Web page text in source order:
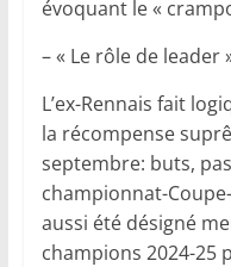
évoquant le «
– « Le rôle de leader
L’ex-Rennais fait
la récompense
septembre: buts,
championnat-
aussi été désigné
champions 2024-25